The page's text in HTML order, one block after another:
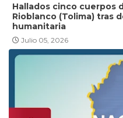
Hallados cinco cuerpos
Rioblanco (Tolima) tras
humanitaria
Julio 05, 2026